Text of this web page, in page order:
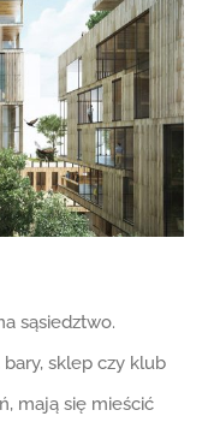
sąsiedztwo.
sklep czy klub
mają się mieścić